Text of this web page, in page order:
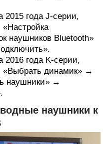
2015 года J‑серии,
наушников Bluetooth»
года K‑серии,
динамик» →
наушники» →
наушники к